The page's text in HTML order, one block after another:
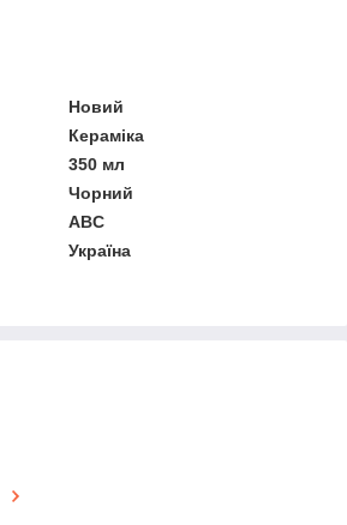
Новий
Кераміка
350 мл
Чорний
ABC
Україна